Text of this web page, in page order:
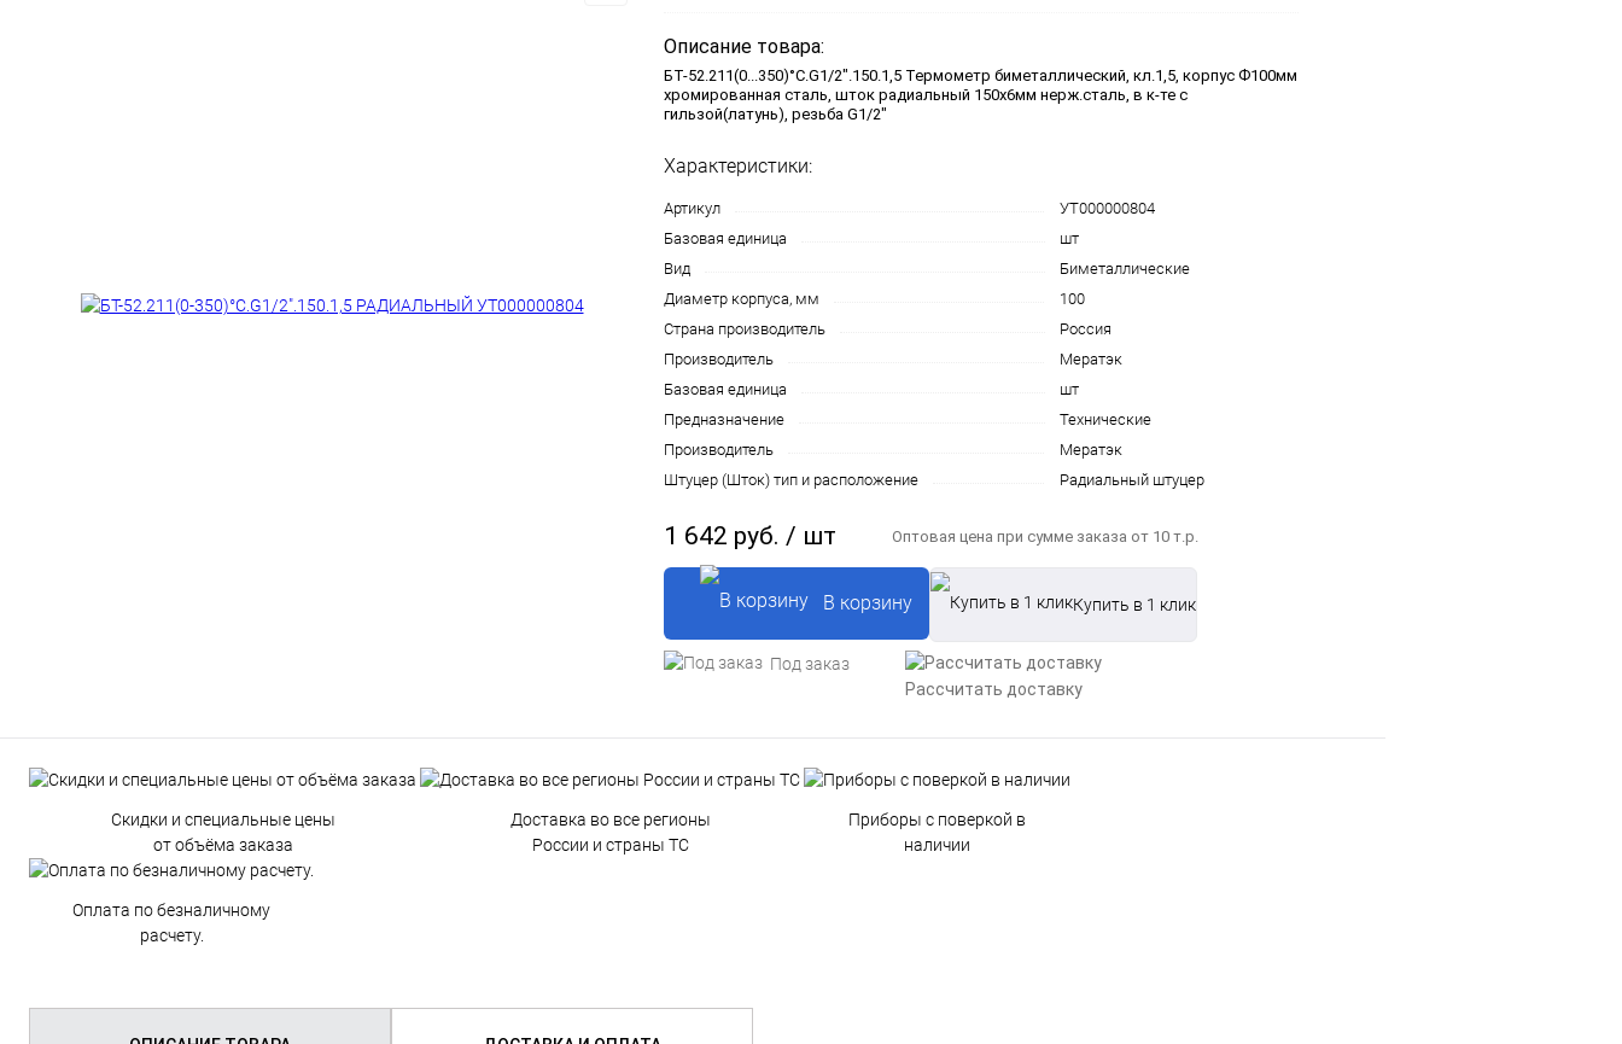
Описание товара:
БТ-52.211(0...350)°С.G1/2".150.1,5 Термометр биметаллический, кл.1,5, корпус Ф100мм
хромированная сталь, шток радиальный 150х6мм нерж.сталь, в к-те с
гильзой(латунь), резьба G1/2"
Характеристики:
Артикул
УТ000000804
Базовая единица
шт
Вид
Биметаллические
Диаметр корпуса, мм
100
Страна производитель
Россия
Производитель
Мератэк
Базовая единица
шт
Предназначение
Технические
Производитель
Мератэк
Штуцер (Шток) тип и расположение
Радиальный штуцер
1 642 руб. / шт Оптовая цена при сумме заказа от 10 т.р.
В корзину Купить в 1 клик
Под заказ
Рассчитать доставку
Скидки и специальные цены
от объёма заказа
Доставка во все регионы
России и страны ТС
Приборы с поверкой в
наличии
Оплата по безналичному
расчету.